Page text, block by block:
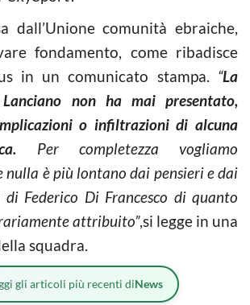
dall’Unione comunità ebraiche,
fondamento, come ribadisce
in un comunicato stampa. “La
non ha mai presentato,
o infiltrazioni di alcuna
Per completezza vogliamo
nulla è più lontano dai pensieri e dai
Federico Di Francesco di quanto
attribuito”,si legge in una
squadra.
gli articoli più recenti diNews